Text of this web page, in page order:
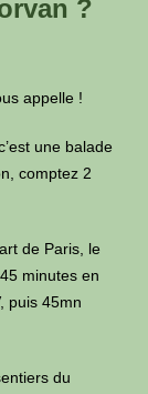
?
appelle !
une balade
comptez 2
de Paris, le
minutes en
puis 45mn
du